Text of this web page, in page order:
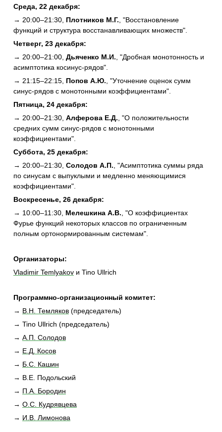
Среда, 22 декабря:
→ 20:00–21:30, Плотников М.Г., "Восстановление
функций и структура восстанавливающих множеств".
Четверг, 23 декабря:
→ 20:00–21:00, Дьяченко М.И., "Дробная монотонность и
асимптотика косинус-рядов".
→ 21:15–22:15, Попов А.Ю., "Уточнение оценок сумм
синус-рядов с монотонными коэффициентами".
Пятница, 24 декабря:
→ 20:00–21:30, Алферова Е.Д., "О положительности
средних сумм синус-рядов с монотонными
коэффициентами".
Суббота, 25 декабря:
→ 20:00–21:30, Солодов А.П., "Асимптотика суммы ряда
по синусам с выпуклыми и медленно меняющимися
коэффициентами".
Воскресенье, 26 декабря:
→ 10:00–11:30, Мелешкина А.В., "О коэффициентах
Фурье функций некоторых классов по ограниченным
полным ортонормированным системам".
Организаторы:
Vladimir Temlyakovи Tino Ullrich
Программно-организационный комитет:
→ В.Н. Темляков(председатель)
→ Tino Ullrich (председатель)
→ А.П. Солодов
→ Е.Д. Косов
→ Б.С. Кашин
→ В.Е. Подольский
→ П.А. Бородин
→ О.С. Кудрявцева
→ И.В. Лимонова